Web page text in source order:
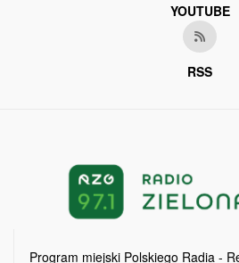
YOUTUBE
RSS
Program miejski Polskiego Radia -